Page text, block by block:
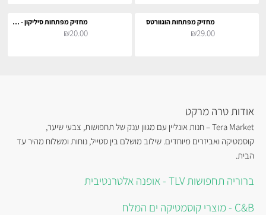
מחזיק מפתחות הוגוורטס
₪29.00
מחזיק מפתחות סיליקון - סטיץ׳ וסקראמפ
₪20.00
אודות טרה מרקט
Tera Market – חנות אונליין עם מגוון ענק של תחפושות, צבעי שיער,
קוסמטיקה ואביזרים מיוחדים. שילוב מושלם בין סטייל, נוחות ומשלוח מהיר עד
הבית.
ברוריה תחפושות TLV - אופנה אלטרנטיבית
C&B - מוצרי קוסמטיקה ים המלח